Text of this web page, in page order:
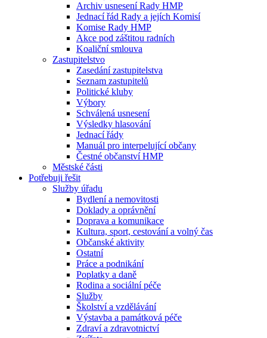
Archiv usnesení Rady HMP
Jednací řád Rady a jejích Komisí
Komise Rady HMP
Akce pod záštitou radních
Koaliční smlouva
Zastupitelstvo
Zasedání zastupitelstva
Seznam zastupitelů
Politické kluby
Výbory
Schválená usnesení
Výsledky hlasování
Jednací řády
Manuál pro interpelující občany
Čestné občanství HMP
Městské části
Potřebuji řešit
Služby úřadu
Bydlení a nemovitosti
Doklady a oprávnění
Doprava a komunikace
Kultura, sport, cestování a volný čas
Občanské aktivity
Ostatní
Práce a podnikání
Poplatky a daně
Rodina a sociální péče
Služby
Školství a vzdělávání
Výstavba a památková péče
Zdraví a zdravotnictví